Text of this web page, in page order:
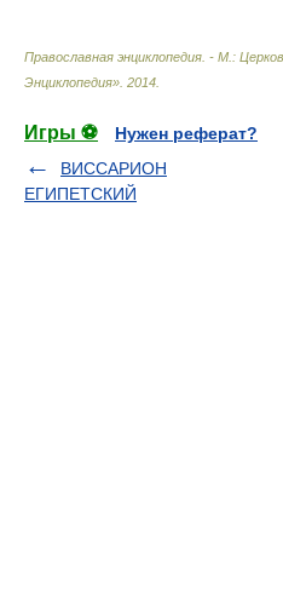
Православная энциклопедия. - М.:
Энциклопедия» 2014
Игры ⚽
Нужен реферат?
ВИССАРИОН
ЕГИПЕТСКИЙ